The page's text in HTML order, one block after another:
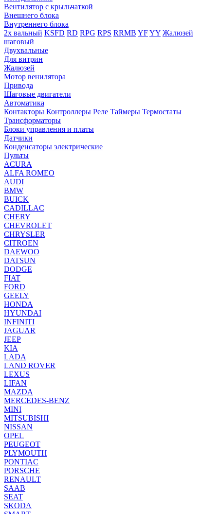
Вентилятор с крыльчаткой
Внешнего блока
Внутреннего блока
2х вальный KSFD RD RPG RPS RRMB YFYY Жалюзей
шаговый
Двухвальные
Для витрин
Жалюзей
Мотор венилятора
Привода
Шаговые двигатели
Автоматика
Контакторы Контроллеры Реле Таймеры Термостаты
Трансформаторы
Блоки управления и платы
Датчики
Конденсаторы электрические
Пульты
ACURA
ALFA ROMEO
AUDI
BMW
BUICK
CADILLAC
CHERY
CHEVROLET
CHRYSLER
CITROEN
DAEWOO
DATSUN
DODGE
FIAT
FORD
GEELY
HONDA
HYUNDAI
INFINITI
JAGUAR
JEEP
KIA
LADA
LAND ROVER
LEXUS
LIFAN
MAZDA
MERCEDES-BENZ
MINI
MITSUBISHI
NISSAN
OPEL
PEUGEOT
PLYMOUTH
PONTIAC
PORSCHE
RENAULT
SAAB
SEAT
SKODA